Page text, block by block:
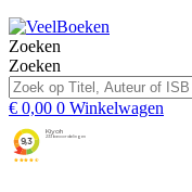
Zoeken
Zoeken
€ 0,00 0 Winkelwagen